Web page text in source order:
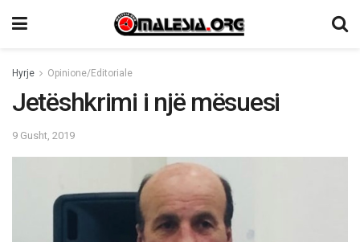
Hyrje Opinione/Editoriale
Jetëshkrimi i një mësuesi
9 Gusht, 2019